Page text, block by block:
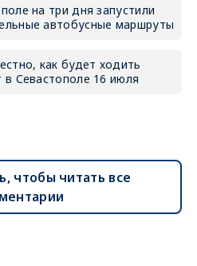
на три дня запустили
автобусные маршруты
как будет ходить
в Севастополе 16 июля
чтобы читать все